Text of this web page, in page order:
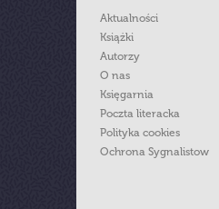
Aktualności
Książki
Autorzy
O nas
Księgarnia
Poczta literacka
Polityka cookies
Ochrona Sygnalistow